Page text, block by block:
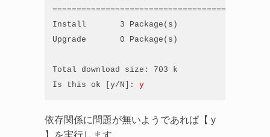
Install       3 Package(s)
Upgrade       0 Package(s)
Total download size: 703 k
Is this ok [y/N]: y
依存関係に問題が無いようであれば【 y